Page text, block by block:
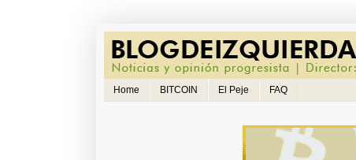
Home BITCOIN El Peje FAQ